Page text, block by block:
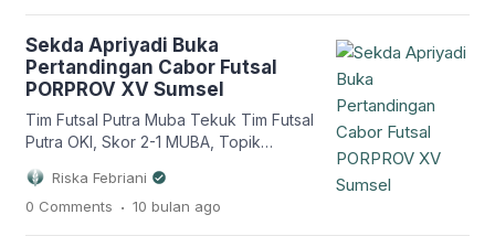
pelaksanaan pertandingan angkat besi
pada 18-22 Oktober 2025, di mana
berdasarkan technical handbook yang
diterbitkan oleh technical delegate
(TD) cabang olahraga angkat besi,
sebanyak […]
Sekda Apriyadi Buka
Pertandingan Cabor Futsal
PORPROV XV Sumsel
Tim Futsal Putra Muba Tekuk Tim Futsal
Putra OKI, Skor 2-1 MUBA, Topik
olahraga (cabor) yang ditunggu-
tunggu di ajang PORPROV XV Sumsel
Riska Febriani
0 Comments . 10 bulan ago